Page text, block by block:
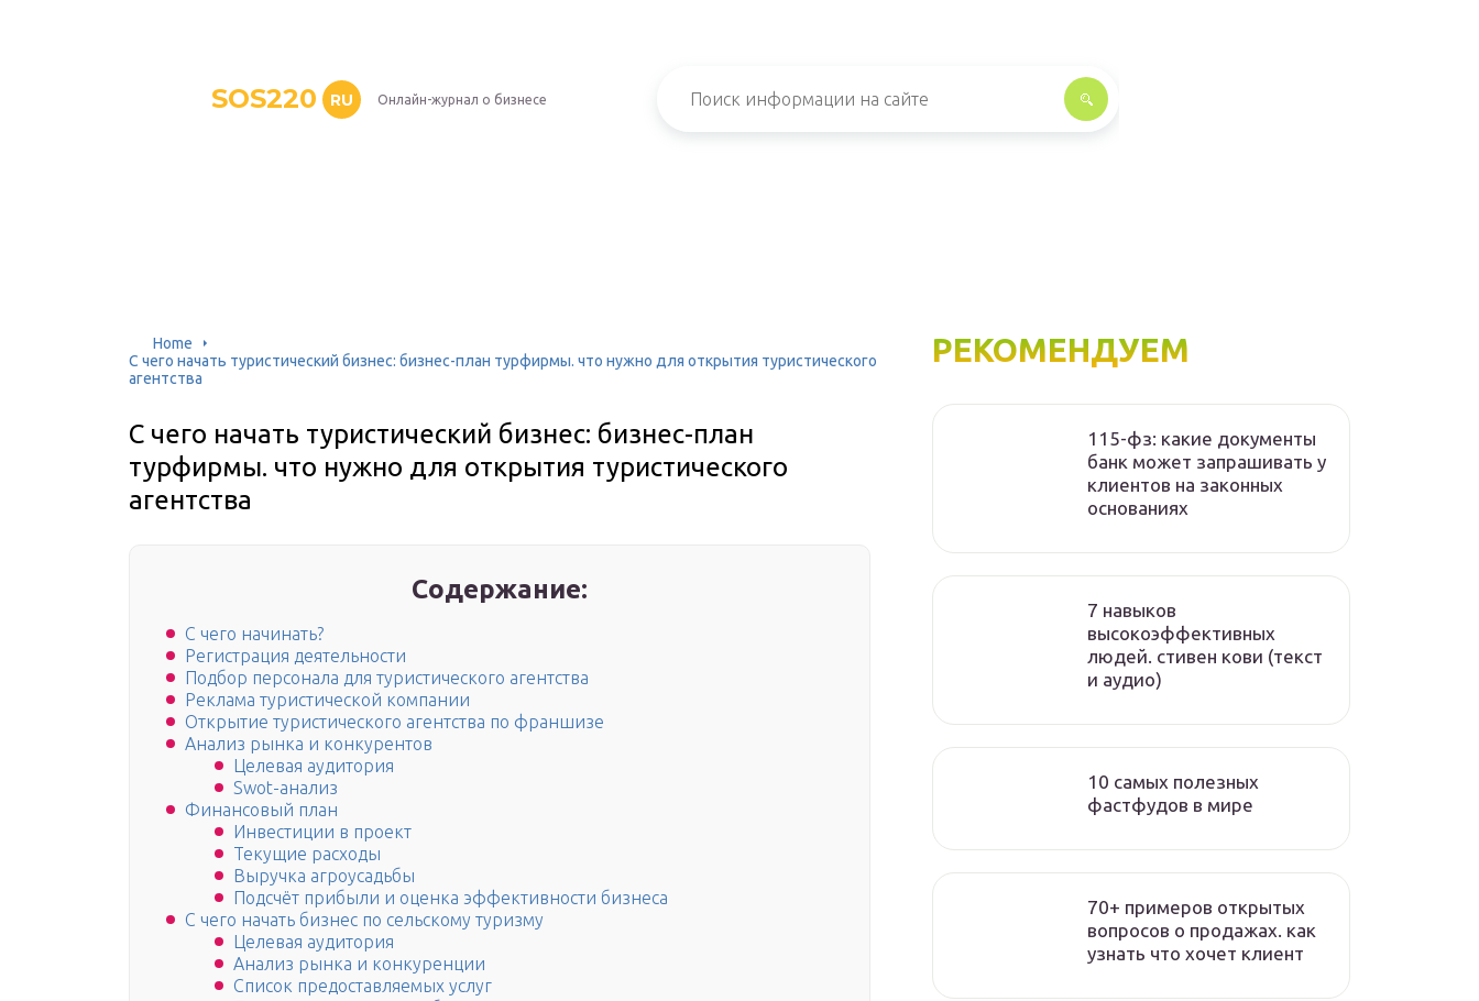
SOS220 RU Онлайн-журнал о бизнесе
Home
С чего начать туристический бизнес: бизнес-план турфирмы. что нужно для открытия туристического
агентства
С чего начать туристический бизнес: бизнес-план
турфирмы. что нужно для открытия туристического
агентства
Содержание:
С чего начинать?
Регистрация деятельности
Подбор персонала для туристического агентства
Реклама туристической компании
Открытие туристического агентства по франшизе
Анализ рынка и конкурентов
Целевая аудитория
Swot-анализ
Финансовый план
Инвестиции в проект
Текущие расходы
Выручка агроусадьбы
Подсчёт прибыли и оценка эффективности бизнеса
С чего начать бизнес по сельскому туризму
Целевая аудитория
Анализ рынка и конкуренции
Список предоставляемых услуг
РЕКОМЕНДУЕМ
115-фз: какие документы
банк может запрашивать у
клиентов на законных
основаниях
7 навыков
высокоэффективных
людей. стивен кови (текст
и аудио)
10 самых полезных
фастфудов в мире
70+ примеров открытых
вопросов о продажах. как
узнать что хочет клиент